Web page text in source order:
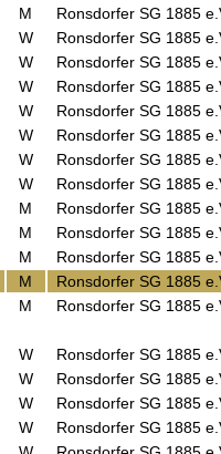
M Ronsdorfer SG 1885
W Ronsdorfer SG 1885
W Ronsdorfer SG 1885
W Ronsdorfer SG 1885
W Ronsdorfer SG 1885
W Ronsdorfer SG 1885
W Ronsdorfer SG 1885
W Ronsdorfer SG 1885
M Ronsdorfer SG 1885
M Ronsdorfer SG 1885
M Ronsdorfer SG 1885
M Ronsdorfer SG 1885
M Ronsdorfer SG 1885
W Ronsdorfer SG 1885
W Ronsdorfer SG 1885
W Ronsdorfer SG 1885
W Ronsdorfer SG 1885